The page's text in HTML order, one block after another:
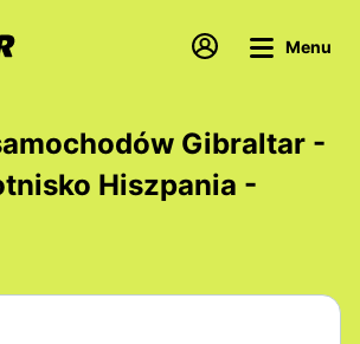
Menu
Gibraltar -
Hiszpania -